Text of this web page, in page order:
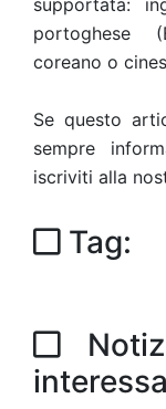
portoghese
coreano o
Se questo
sempre
iscriviti alla
Tag: